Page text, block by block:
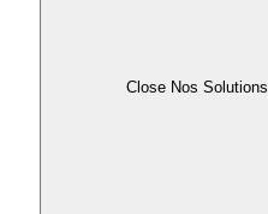
Close Nos Solutions